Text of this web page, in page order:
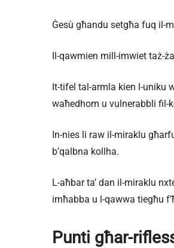
Ġesù għandu setgħa fuq il-
Il-qawmien mill-imwiet taż-
It-tifel tal-armla kien l-uniku
waħedhom u vulnerabbli fil-
In-nies li raw il-miraklu
b’qalbna kollha.
L-aħbar ta’ dan il-miraklu
imħabba u l-qawwa tiegħu
Punti għar-